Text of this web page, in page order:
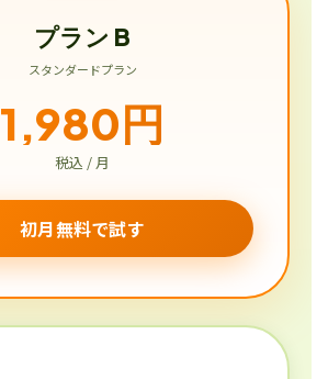
プラン B
スタンダードプラン
1,980円
税込 / 月
初月無料で試す